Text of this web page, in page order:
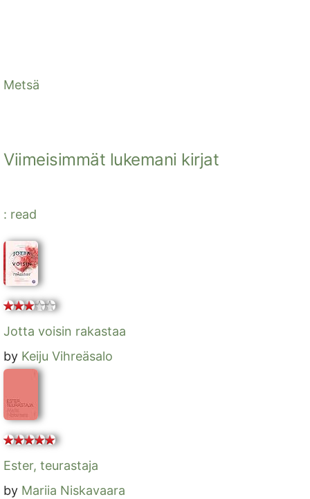
Metsä
Viimeisimmät lukemani kirjat
: read
Jotta voisin rakastaa
by Keiju Vihreäsalo
Ester, teurastaja
by Mariia Niskavaara